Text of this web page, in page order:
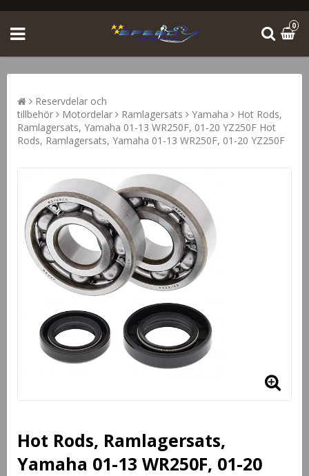
0
Reservdelar och
tillbehör
Motordelar Ramlagersats Yamaha
Hot Rods,
Ramlagersats, Yamaha 01-13 WR250F, 01-20 YZ250F Hot
Rods, Ramlagersats, Yamaha 01-13 WR250F, 01-20 YZ250F
Hot Rods, Ramlagersats,
Yamaha 01-13 WR250F, 01-20